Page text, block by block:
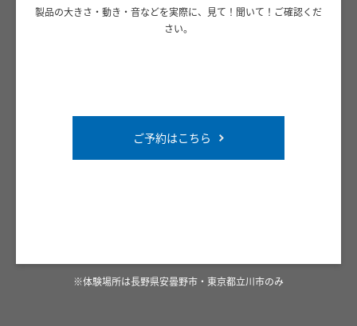
製品の大きさ・動き・音などを実際に、見て！聞いて！ご確認くだ
さい。
ご予約はこちら
※体験場所は長野県安曇野市・東京都立川市のみ